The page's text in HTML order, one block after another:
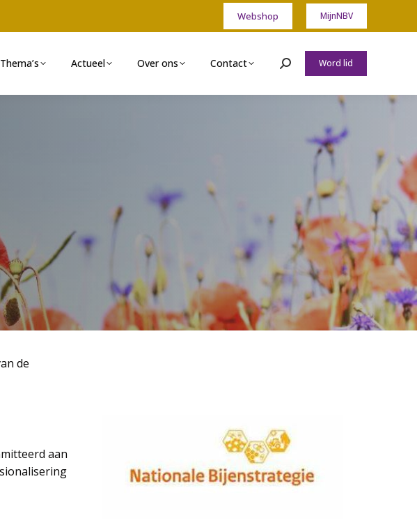
Webshop MijnNBV
Thema’s Actueel Over ons Contact Zoeken:Word lid
de
aan